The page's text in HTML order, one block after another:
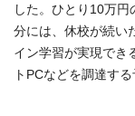
した。ひとり10万
分には、休校が続い
イン学習が実現でき
トPCなどを調達す